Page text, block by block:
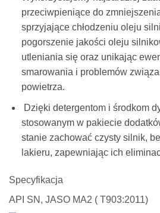
przeciwpieniące do
sprzyjające chłodzeniu oleju
pogorszenie jakości oleju
utleniania się oraz unikając
smarowania i problemów
powietrza.
Dzięki detergentom i środkom
stosowanym w pakiecie
stanie zachować czysty silnik,
lakieru, zapewniając ich
Specyfikacja
API SN, JASO MA2 ( T903:2011)